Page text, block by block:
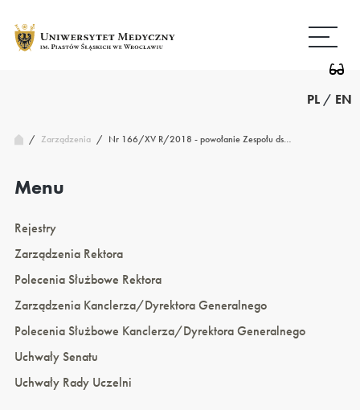
treści
strony
PL / EN
/ Zarządzenia / Nr 166/XV R/2018 - powołanie Zespołu ds…
Menu
Rejestry
Zarządzenia Rektora
Polecenia Służbowe Rektora
Zarządzenia Kanclerza/Dyrektora Generalnego
Polecenia Służbowe Kanclerza/Dyrektora Generalnego
Uchwały Senatu
Uchwały Rady Uczelni